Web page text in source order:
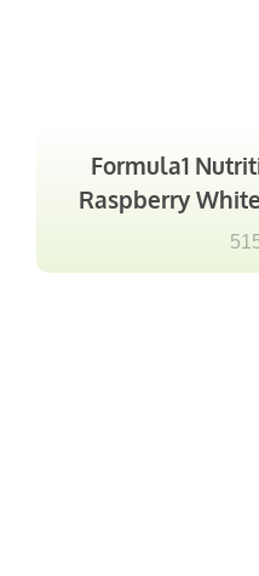
Formula1
Raspberry